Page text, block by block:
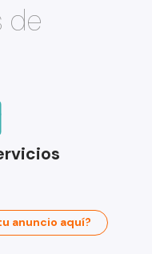
de
anuncio aquí?